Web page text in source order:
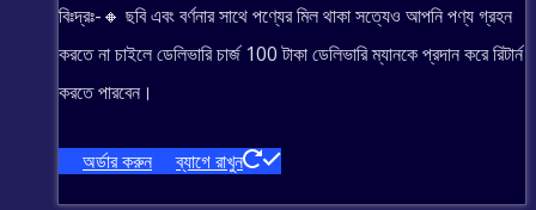
বিঃদ্রঃ-🔸 ছবি এবং বর্ণনার সাথে পণ্যের মিল থাকা সত্যেও আপনি পণ্য গ্রহন
করতে না চাইলে ডেলিভারি চার্জ 100 টাকা ডেলিভারি ম্যানকে প্রদান করে রিটার্ন
করতে পারবেন।
অর্ডার করুন ব্যাগে রাখুন